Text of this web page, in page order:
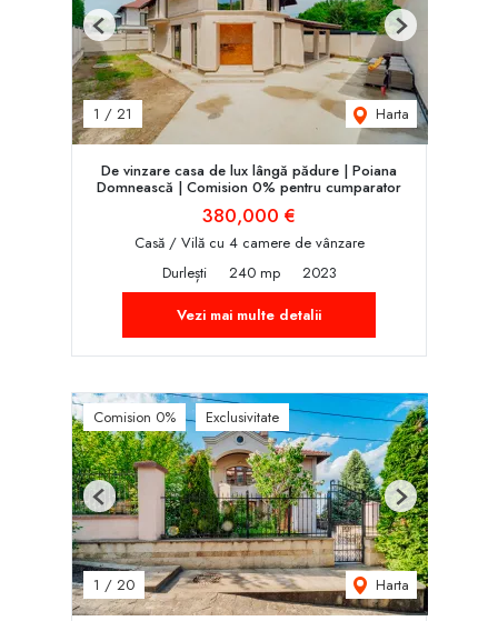
1 / 21 Harta
Previous Next
De vinzare casa de lux lângă pădure | Poiana
Domnească | Comision 0% pentru cumparator
380,000 €
Casă / Vilă cu 4 camere de vânzare
Durlești
240 mp
2023
Vezi mai multe detalii
Comision 0% Exclusivitate
1 / 20 Harta
Previous Next